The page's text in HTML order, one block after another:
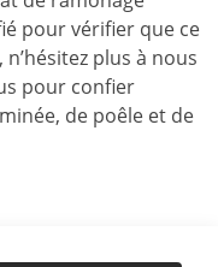
pour vérifier que ce
plus à nous
pour confier
de poêle et de